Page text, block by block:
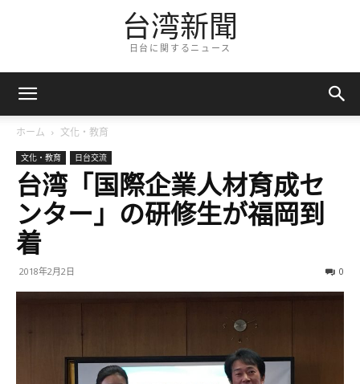
台湾新聞
日台に関するニュース
ホーム 文化・教育
文化・教育 日台交流
台湾「国際企業人材育成セ
ンター」の研修生が福岡到
着
2018年2月2日 0